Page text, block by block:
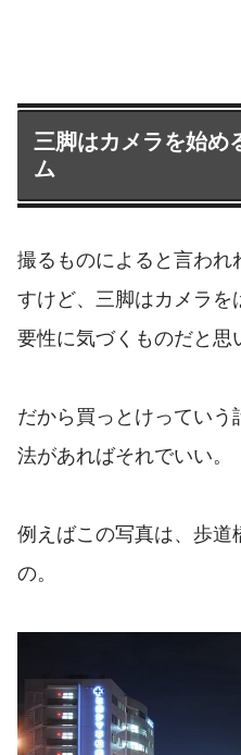
三脚はカメラを始め
ム
撮るものによると言われ
すけど、三脚はカメラを
要性に気づくものだと思
だから買っとけってい
法があればそれでいい。
例えばこの写真は、歩道
の。